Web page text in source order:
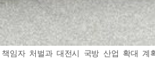
임자 처벌과 대전시 국방 산업 확대 계